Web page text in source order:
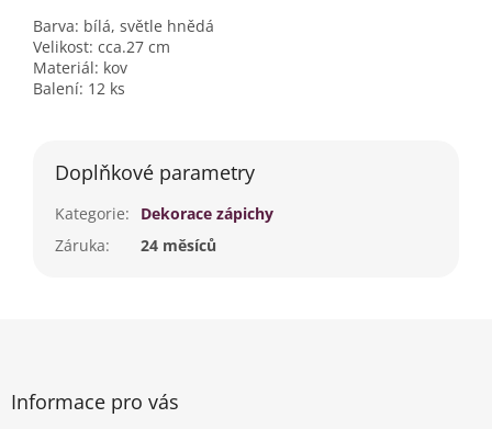
Barva: bílá, světle hnědá
Velikost: cca.27 cm
Materiál: kov
Balení: 12 ks
Doplňkové parametry
Kategorie:
Dekorace zápichy
Záruka: 24 měsíců
Informace pro vás